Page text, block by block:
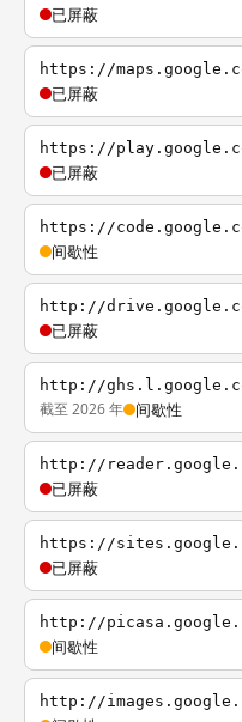
已屏蔽
https://
已屏蔽
https://
已屏蔽
https://
间歇性
http://
已屏蔽
http://
截至 2026 年 间歇性
http://
已屏蔽
https://
已屏蔽
http://
间歇性
http://